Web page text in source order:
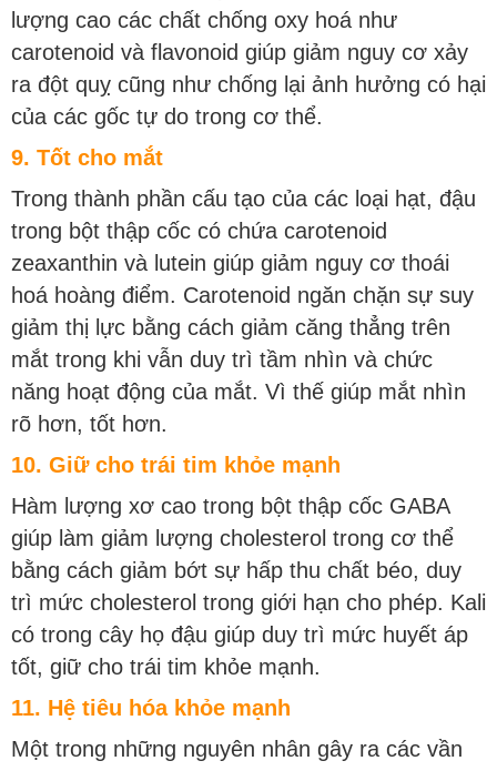
lượng cao các chất chống oxy hoá như
carotenoid và flavonoid giúp giảm nguy cơ xảy
ra đột quỵ cũng như chống lại ảnh hưởng có hại
của các gốc tự do trong cơ thể.
9. Tốt cho mắt
Trong thành phần cấu tạo của các loại hạt, đậu
trong bột thập cốc có chứa carotenoid
zeaxanthin và lutein giúp giảm nguy cơ thoái
hoá hoàng điểm. Carotenoid ngăn chặn sự suy
giảm thị lực bằng cách giảm căng thẳng trên
mắt trong khi vẫn duy trì tầm nhìn và chức
năng hoạt động của mắt. Vì thế giúp mắt nhìn
rõ hơn, tốt hơn.
10. Giữ cho trái tim khỏe mạnh
Hàm lượng xơ cao trong bột thập cốc GABA
giúp làm giảm lượng cholesterol trong cơ thể
bằng cách giảm bớt sự hấp thu chất béo, duy
trì mức cholesterol trong giới hạn cho phép. Kali
có trong cây họ đậu giúp duy trì mức huyết áp
tốt, giữ cho trái tim khỏe mạnh.
11. Hệ tiêu hóa khỏe mạnh
Một trong những nguyên nhân gây ra các vần